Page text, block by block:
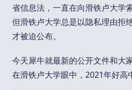
省信息法，一直在向滑铁卢大学
但滑铁卢大学总是以隐私理由拒
才被迫公布。
今天犀牛就最新的公开文件和大
在滑铁卢大学眼中，2021年好高